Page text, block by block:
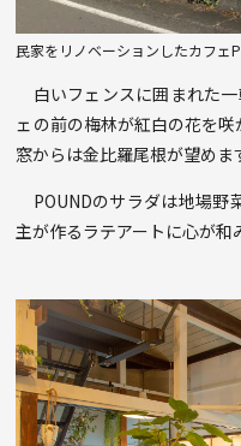
民家をリノベーションしたカフェ
白いフェンスに囲まれた
ェの前の梅林が紅白の花を
窓からは金比羅尾根が望めま
POUNDのサラダは地場野
主が作るラテアートに心が和